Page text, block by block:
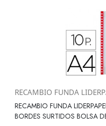
RECAMBIO FUNDA
RECAMBIO FUNDA
BORDES SURTIDOS BOLSA